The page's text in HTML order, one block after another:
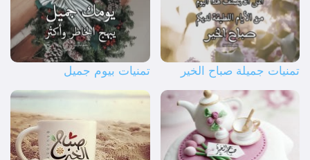
تمنيات جميلة صباح الخير تمنيات بيوم جميل